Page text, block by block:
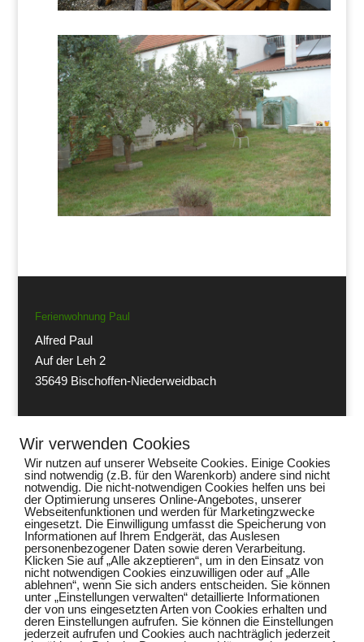
Ferienwohnung Paul
Alfred Paul
Auf der Leh 2
35649 Bischoffen-Niederweidbach
+49 (0) 6444 1391 info@paul-niederweidbach.de
Impressum
Datenschutzerklärung
Dezidierter Bildnachweis
Wir verwenden Cookies
Wir nutzen auf unserer Webseite Cookies. Einige Cookies
sind notwendig (z.B. für den Warenkorb) andere sind nicht
notwendig. Die nicht-notwendigen Cookies helfen uns bei
der Optimierung unseres Online-Angebotes, unserer
Webseitenfunktionen und werden für Marketingzwecke
eingesetzt. Die Einwilligung umfasst die Speicherung von
Informationen auf Ihrem Endgerät, das Auslesen
personenbezogener Daten sowie deren Verarbeitung.
Klicken Sie auf „Alle akzeptieren“, um in den Einsatz von
nicht notwendigen Cookies einzuwilligen oder auf „Alle
ablehnen“, wenn Sie sich anders entscheiden. Sie können
unter „Einstellungen verwalten“ detaillierte Informationen
der von uns eingesetzten Arten von Cookies erhalten und
deren Einstellungen aufrufen. Sie können die Einstellungen
jederzeit aufrufen und Cookies auch nachträglich jederzeit